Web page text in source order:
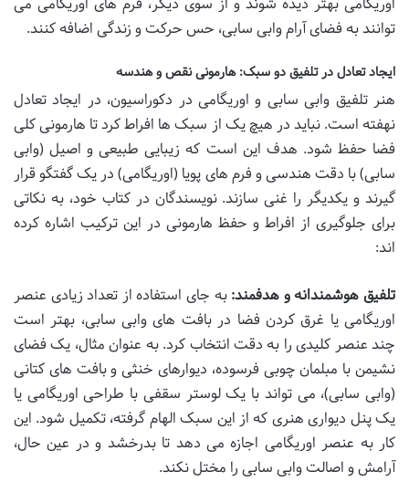
توانند به فضای آرام وابی سابی، حس حرکت و زندگی اضافه کنند.
ایجاد تعادل در تلفیق دو سبک: هارمونی نقص و هندسه
هنر تلفیق وابی سابی و اوریگامی در دکوراسیون، در ایجاد تعادل
نهفته است. نباید در هیچ یک از سبک ها افراط کرد تا هارمونی کلی
فضا حفظ شود. هدف این است که زیبایی طبیعی و اصیل (وابی
سابی) با دقت هندسی و فرم های پویا (اوریگامی) در یک گفتگو قرار
گیرند و یکدیگر را غنی سازند. نویسندگان در کتاب خود، به نکاتی
برای جلوگیری از افراط و حفظ هارمونی در این ترکیب اشاره کرده
اند:
تلفیق هوشمندانه و هدفمند: به جای استفاده از تعداد زیادی عنصر
اوریگامی یا غرق کردن فضا در بافت های وابی سابی، بهتر است
چند عنصر کلیدی را به دقت انتخاب کرد. به عنوان مثال، یک فضای
نشیمن با مبلمان چوبی فرسوده، دیوارهای خنثی و بافت های کتانی
(وابی سابی)، می تواند با یک لوستر سقفی با طراحی اوریگامی یا
یک پنل دیواری هنری که از این سبک الهام گرفته، تکمیل شود. این
کار به عنصر اوریگامی اجازه می دهد تا بدرخشد و در عین حال،
آرامش و اصالت وابی سابی را مختل نکند.